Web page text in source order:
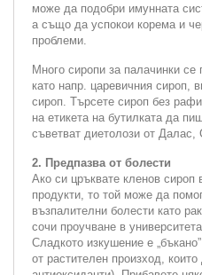
може да подобри имунната
а също да успокои корема и
проблеми.
Много сиропи за палачинки се
като напр. царевичния сироп,
сироп. Търсете сироп без
на етикета на бутилката да
съветват диетолози от
2. Предпазва от болести
Ако си цръквате кленов
продукти, то той може да
възпалителни болести като
сочи проучване в
Сладкото изкушение е
от растителен произход, които